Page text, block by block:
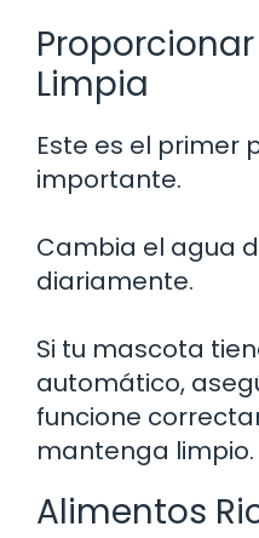
Limpia
Este es el primer
importante.
Cambia el agua
diariamente.
Si tu mascota
automático,
funcione
mantenga limpio.
Alimentos